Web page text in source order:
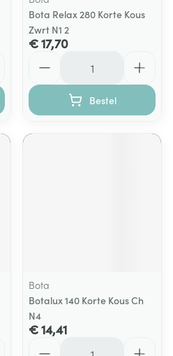
Bota Relax 280 Korte Kous
Zwrt N1 2
€ 17,70
Bestel
Bota
Botalux 140 Korte Kous Ch
N4
€ 14,41